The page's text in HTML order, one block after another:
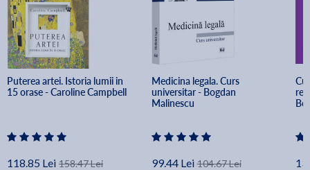
Puterea artei. Istoria lumii in
15 orase - Caroline Campbell
118.85 Lei 158.47 Lei
Medicina legala. Curs
universitar - Bogdan
Malinescu
99.44 Lei 104.67 Lei